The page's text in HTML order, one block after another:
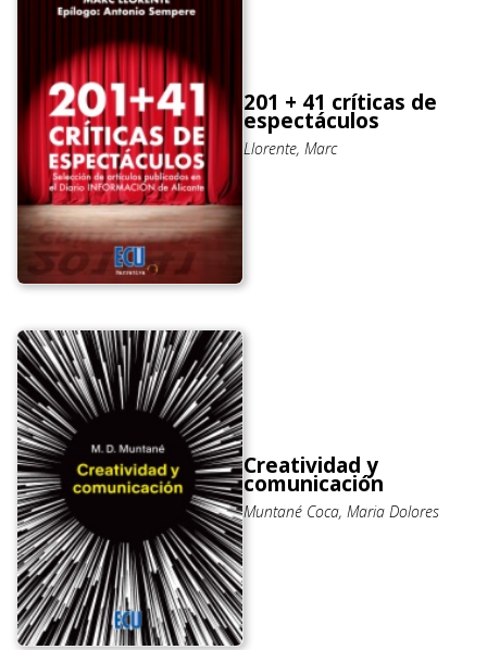
201 + 41 críticas de
espectáculos
Llorente, Marc
Creatividad y
comunicación
Muntané Coca, Maria Dolores